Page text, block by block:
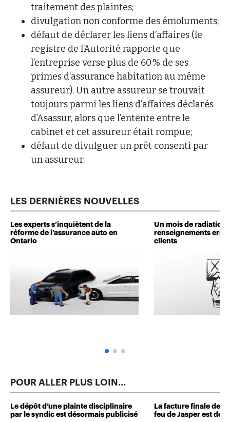
traitement des plaintes;
divulgation non conforme des émoluments;
défaut de déclarer les liens d’affaires (le
registre de l’Autorité rapporte que
l’entreprise verse plus de 60 % de ses
primes d’assurance habitation au même
assureur). Un autre assureur se trouvait
toujours parmi les liens d’affaires déclarés
d’Asassur, alors que l’entente entre le
cabinet et cet assureur était rompue;
défaut de divulguer un prêt consenti par
un assureur.
LES DERNIÈRES NOUVELLES
Les experts s’inquiètent de la
réforme de l’assurance auto en
Ontario
Un mois de radiation
renseignements
clients
POUR ALLER PLUS LOIN...
Le dépôt d’une plainte disciplinaire
par le syndic est désormais publicisé
La facture finale des
feu de Jasper est